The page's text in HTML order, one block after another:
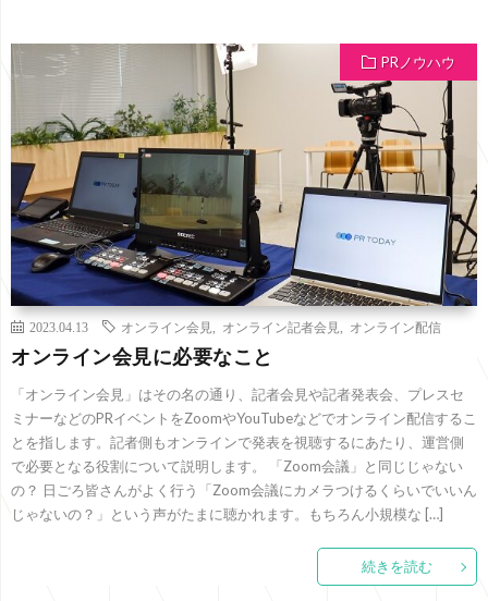
PRノウハウ
2023.04.13 オンライン会見 オンライン記者会見 オンライン配信
オンライン会見に必要なこと
「オンライン会見」はその名の通り、記者会見や記者発表会、プレスセ
ミナーなどのPRイベントをZoomやYouTubeなどでオンライン配信するこ
とを指します。記者側もオンラインで発表を視聴するにあたり、運営側
で必要となる役割について説明します。 「Zoom会議」と同じじゃない
の？ 日ごろ皆さんがよく行う「Zoom会議にカメラつけるくらいでいいん
じゃないの？」という声がたまに聴かれます。もちろん小規模な […]
続きを読む